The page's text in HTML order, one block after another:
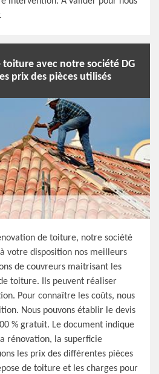
avec notre société DG
prix des pièces utilisés
de toiture, notre société
votre disposition nos meilleurs
de couvreurs maitrisant les
toiture. Ils peuvent réaliser
Pour connaître les coûts, nous
Nous pouvons établir le devis
% gratuit. Le document indique
rénovation, la superficie
les prix des différentes pièces
de toiture et les charges pour